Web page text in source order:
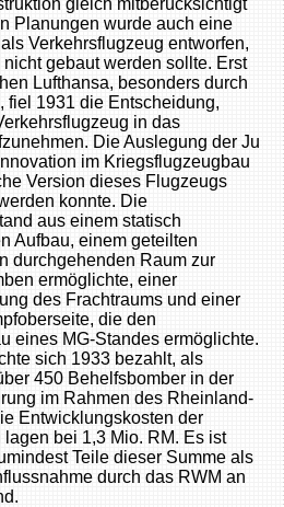
gleich mitberücksichtigt
Planungen wurde auch eine
Verkehrsflugzeug entworfen,
gebaut werden sollte. Erst
Lufthansa, besonders durch
fiel 1931 die Entscheidung,
in das
Die Auslegung der Ju
im Kriegsflugzeugbau
Version dieses Flugzeugs
konnte. Die
aus einem statisch
Aufbau, einem geteilten
durchgehenden Raum zur
ermöglichte, einer
des Frachtraums und einer
die den
eines MG-Standes ermöglichte.
sich 1933 bezahlt, als
450 Behelfsbomber in der
im Rahmen des Rheinland-
Entwicklungskosten der
bei 1,3 Mio. RM. Es ist
Teile dieser Summe als
durch das RWM an